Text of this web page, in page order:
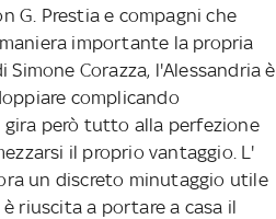
G. Prestia e compagni che
importante la propria
Corazza, l'Alessandria è
complicando
però tutto alla perfezione
il proprio vantaggio. L'
un discreto minutaggio utile
riuscita a portare a casa il